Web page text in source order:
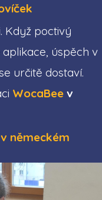
Když poctivý
úspěch v
určitě dostaví.
WocaBee v
německém